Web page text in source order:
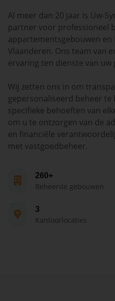
Al meer dan 20 jaar is Uw-
partner voor professioneel
appartementsgebouwen en
Vlaanderen. Ons team van
ervaring ten dienste van uw
Wij zetten ons in om
gepersonaliseerd beheer te
specifieke behoeften van
om u te ontzorgen van de
en financiële
met vastgoedbeheer.
260+
Beheerde gebouwen
3
Kantoorlocaties